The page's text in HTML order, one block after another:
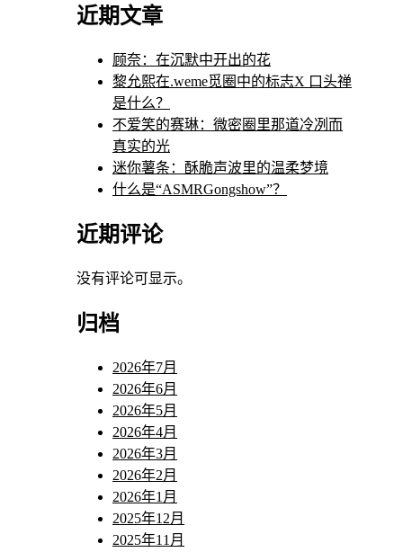
近期文章
顾奈：在沉默中开出的花
黎允熙在.weme觅圈中的标志X 口头禅
是什么？
不爱笑的赛琳：微密圈里那道冷冽而
真实的光
迷你薯条：酥脆声波里的温柔梦境
什么是“ASMRGongshow”？
近期评论
没有评论可显示。
归档
2026年7月
2026年6月
2026年5月
2026年4月
2026年3月
2026年2月
2026年1月
2025年12月
2025年11月